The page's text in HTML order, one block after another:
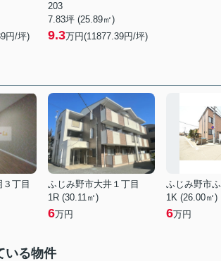
円/坪)
203
7.83坪 (25.89㎡)
9.3万円(11877.39円/坪)
丁目
ふじみ野市大井１丁目
1R (30.11㎡)
6万円
1K (26.00㎡)
6万円
いる物件